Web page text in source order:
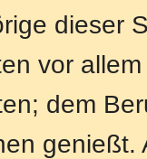
dieser
vor
dem
genießt.